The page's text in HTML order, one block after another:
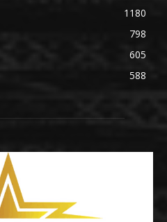
1180
798
605
588